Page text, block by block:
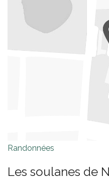
Randonnées
Les soulanes de